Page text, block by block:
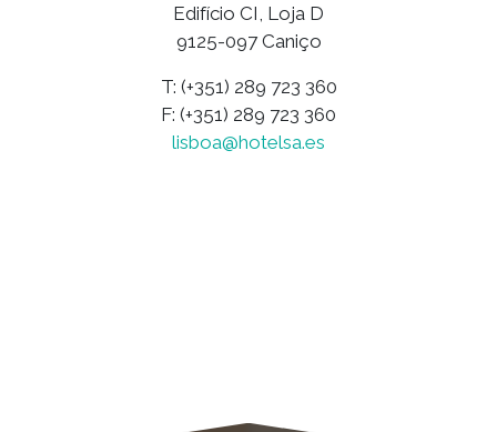
Edifício CI, Loja D
9125-097 Caniço
T: (+351) 289 723 360
F: (+351) 289 723 360
lisboa@hotelsa.es